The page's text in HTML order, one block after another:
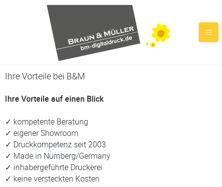
Ihre Vorteile bei B&M
Ihre Vorteile auf einen Blick
✓ kompetente Beratung
✓ eigener Showroom
✓ Druckkompetenz seit 2003
✓ Made in Nürnberg/Germany
✓ inhabergeführte Druckerei
✓ keine versteckten Kosten